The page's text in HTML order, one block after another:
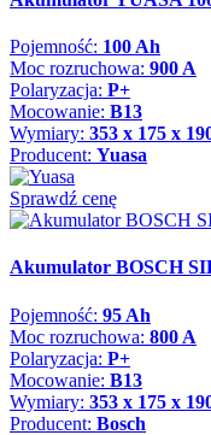
Pojemność: 100 Ah
Moc rozruchowa: 900 A
Polaryzacja: P+
Mocowanie: B13
Wymiary: 353 x 175 x
Producent: Yuasa
Sprawdź cenę
Akumulator BOSCH
Pojemność: 95 Ah
Moc rozruchowa: 800 A
Polaryzacja: P+
Mocowanie: B13
Wymiary: 353 x 175 x
Producent: Bosch